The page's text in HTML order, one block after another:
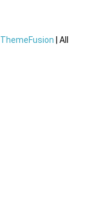
ThemeFusion | All